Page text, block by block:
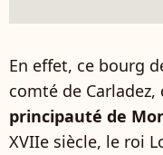
En effet, ce bourg
comté de Carladez,
principauté de
XVIIe siècle, le roi